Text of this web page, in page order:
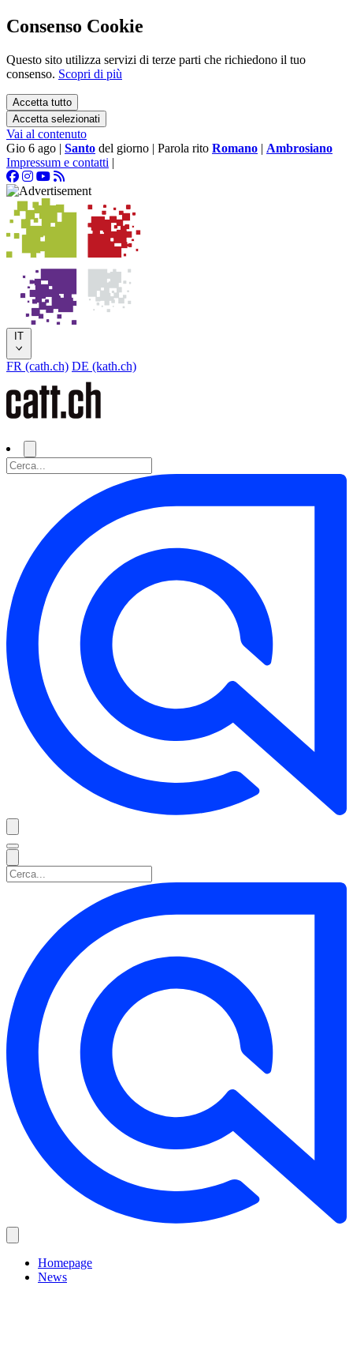
Consenso Cookie
Questo sito utilizza servizi di terze parti che richiedono il tuo
consenso. Scopri di più
Accetta tutto
Accetta selezionati
Vai al contenuto
Gio 6 ago | Santo del giorno | Parola rito Romano | Ambrosiano
Impressum e contatti |
IT
FR (cath.ch) DE (kath.ch)
Homepage
News